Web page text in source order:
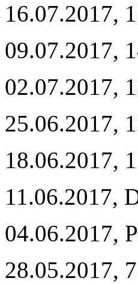
16.07.2017,
09.07.2017,
02.07.2017,
25.06.2017,
18.06.2017,
11.06.2017,
04.06.2017,
28.05.2017,